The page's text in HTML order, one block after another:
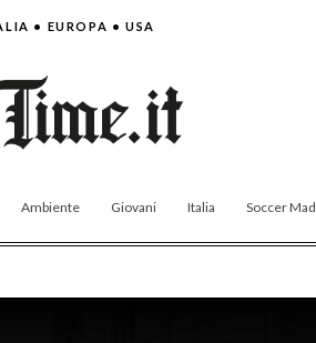
• EUROPA • USA
Ambiente Giovani Italia Soccer